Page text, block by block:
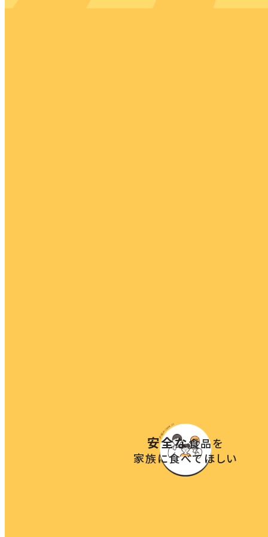
安全な食品を
家族に食べてほしい